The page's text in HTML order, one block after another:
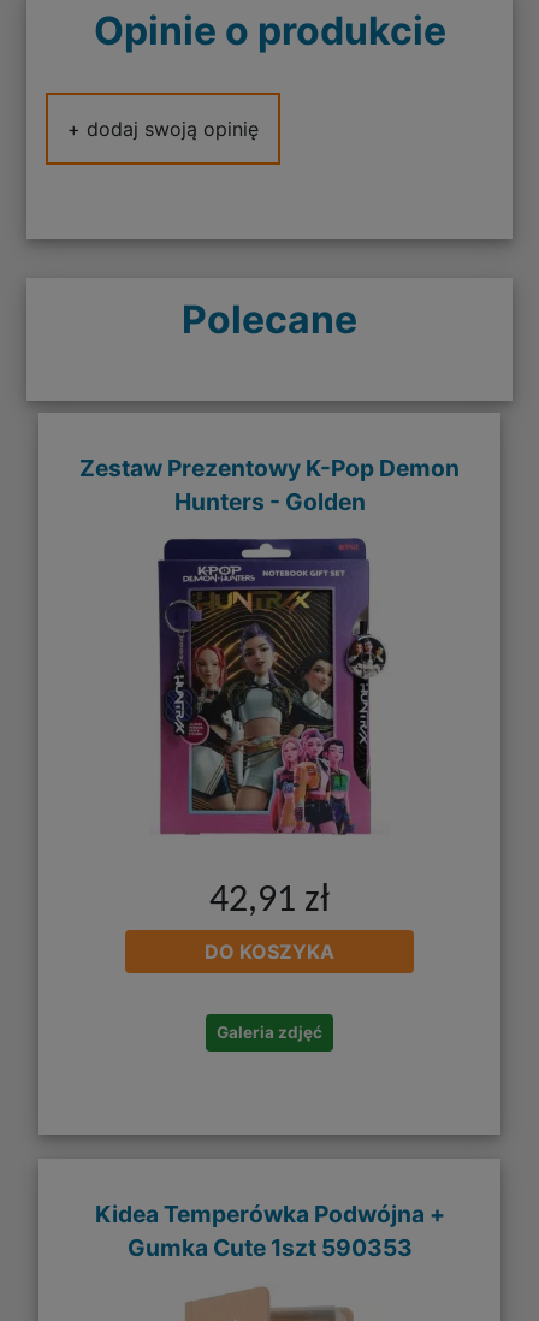
Opinie o produkcie
+ dodaj swoją opinię
Polecane
Zestaw Prezentowy K-Pop Demon
Hunters - Golden
42,91 zł
DO KOSZYKA
Galeria zdjęć
Kidea Temperówka Podwójna +
Gumka Cute 1szt 590353